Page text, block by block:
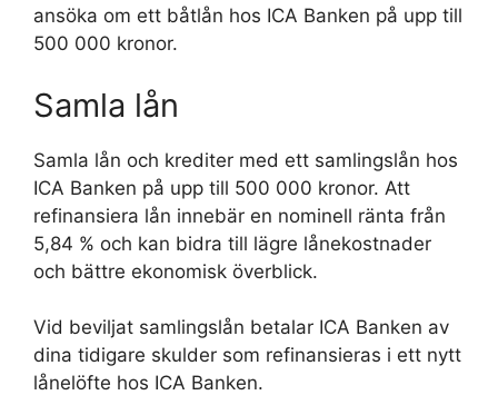
ansöka om ett båtlån hos ICA Banken på upp till
500 000 kronor.
Samla lån
Samla lån och krediter med ett samlingslån hos
ICA Banken på upp till 500 000 kronor. Att
refinansiera lån innebär en nominell ränta från
5,84 % och kan bidra till lägre lånekostnader
och bättre ekonomisk överblick.
Vid beviljat samlingslån betalar ICA Banken av
dina tidigare skulder som refinansieras i ett nytt
lånelöfte hos ICA Banken.